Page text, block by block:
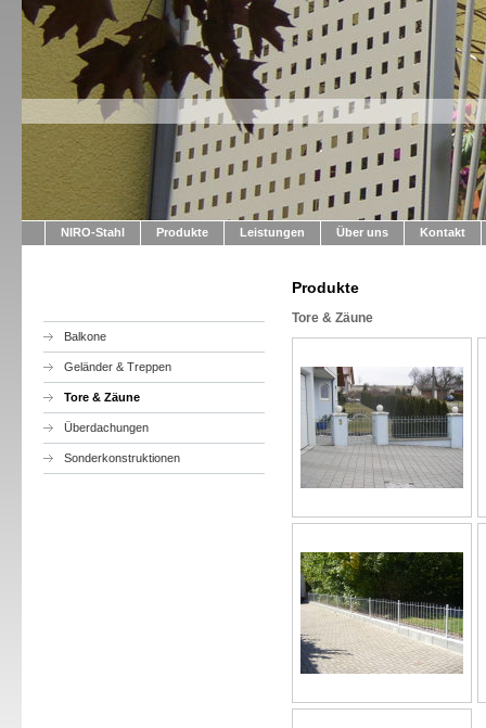
NIRO-Stahl Produkte Leistungen Über uns Kontakt
Balkone
Geländer & Treppen
Tore & Zäune
Überdachungen
Sonderkonstruktionen
Produkte
Tore & Zäune